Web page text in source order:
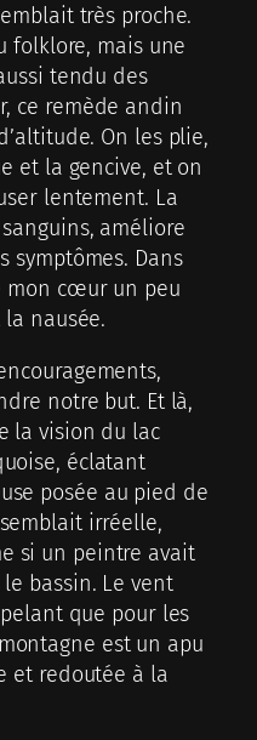
très proche.
folklore, mais une
tendu des
ce remède andin
On les plie,
et la gencive, et on
lentement. La
améliore
symptômes. Dans
mon cœur un peu
nausée.
notre but. Et là,
la vision du lac
éclatant
posée au pied de
irréelle,
si un peintre avait
bassin. Le vent
que pour les
est un apu
et redoutée à la